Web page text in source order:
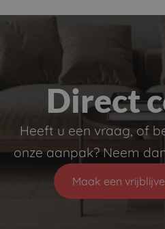
Direct
Heeft u een vraag, of
onze aanpak? Neem
Maak een